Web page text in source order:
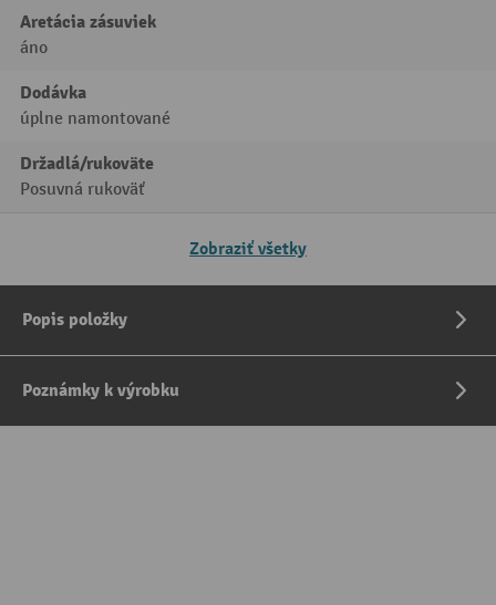
Aretácia zásuviek
áno
Dodávka
úplne namontované
Držadlá/rukoväte
Posuvná rukoväť
Zobraziť všetky
Popis položky
Poznámky k výrobku